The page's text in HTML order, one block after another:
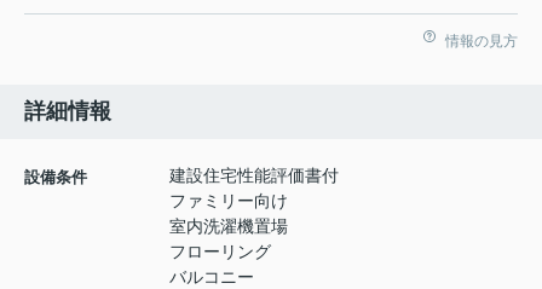
情報の見方
詳細情報
設備条件
建設住宅性能評価書付
ファミリー向け
室内洗濯機置場
フローリング
バルコニー